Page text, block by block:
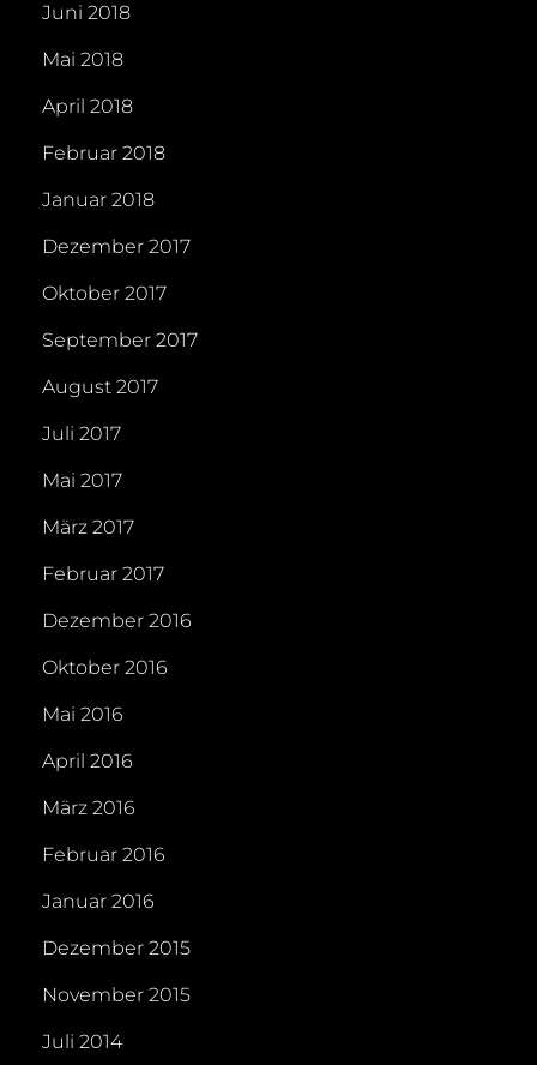
Juni 2018
Mai 2018
April 2018
Februar 2018
Januar 2018
Dezember 2017
Oktober 2017
September 2017
August 2017
Juli 2017
Mai 2017
März 2017
Februar 2017
Dezember 2016
Oktober 2016
Mai 2016
April 2016
März 2016
Februar 2016
Januar 2016
Dezember 2015
November 2015
Juli 2014